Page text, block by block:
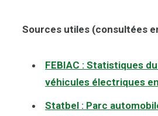
Sources utiles (consultées
FEBIAC : Statistiques
véhicules électriques
Statbel : Parc